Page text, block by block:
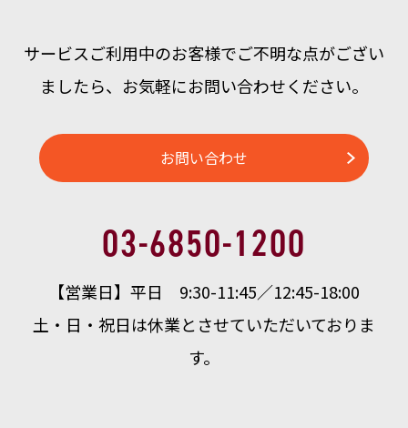
サービスご利用中のお客様でご不明な点がござい
ましたら、 お気軽にお問い合わせください。
お問い合わせ
03-6850-1200
【営業日】平日 9:30-11:45／12:45-18:00
土・日・祝日は休業とさせていただいておりま
す。